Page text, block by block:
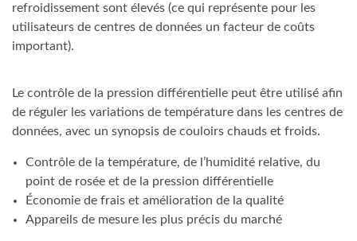
refroidissement sont élevés (ce qui représente pour les
utilisateurs de centres de données un facteur de coûts
important).
Le contrôle de la pression différentielle peut être utilisé afin
de réguler les variations de température dans les centres de
données, avec un synopsis de couloirs chauds et froids.
Contrôle de la température, de l’humidité relative, du
point de rosée et de la pression différentielle
Économie de frais et amélioration de la qualité
Appareils de mesure les plus précis du marché